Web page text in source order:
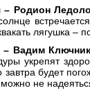
– Родион
лягушка –
– Вадим
укрепят
завтра будет
не